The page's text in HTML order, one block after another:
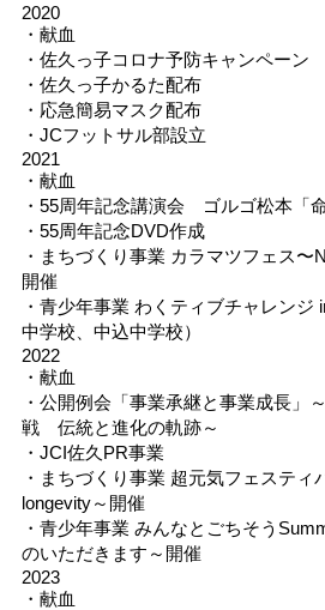
2020
・献血
・佐久っ子コロナ予防キャンペーン
・佐久っ子かるた配布
・応急簡易マスク配布
・JCフットサル部設立
2021
・献血
・55周年記念講演会 ゴルゴ松本「命
・55周年記念DVD作成
・まちづくり事業 カラマツフェス〜
開催
・青少年事業 わくティブチャレンジ
中学校、中込中学校）
2022
・献血
・公開例会「事業承継と事業成長」
戦 伝統と進化の軌跡～
・JCI佐久PR事業
・まちづくり事業 超元気フェスティ
longevity～開催
・青少年事業 みんなとごちそう
のいただきます～開催
2023
・献血